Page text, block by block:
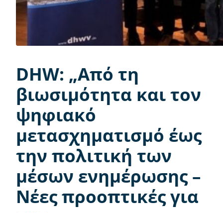
DHW: „Από τη
βιωσιμότητα και τον
ψηφιακό
μετασχηματισμό έως
την πολιτική των
μέσων ενημέρωσης –
Νέες προοπτικές για